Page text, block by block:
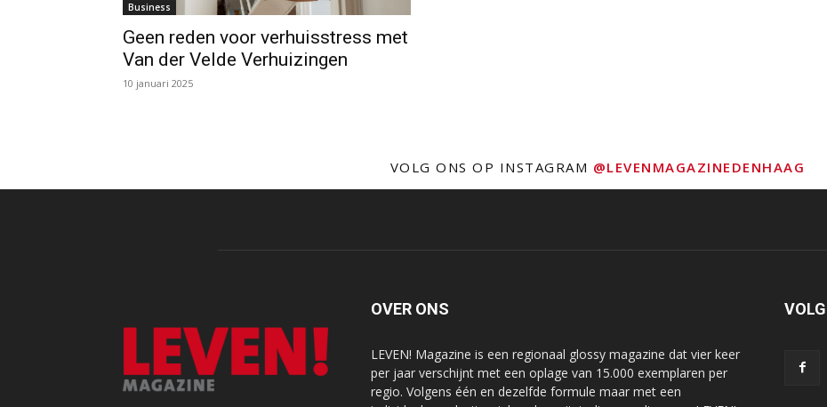
Business
Geen reden voor verhuisstress met
Van der Velde Verhuizingen
10 januari 2025
VOLG ONS OP INSTAGRAM @LEVENMAGAZINEDENHAAG
OVER ONS
LEVEN! Magazine is een regionaal glossy magazine dat vier keer
per jaar verschijnt met een oplage van 15.000 exemplaren per
regio. Volgens één en dezelfde formule maar met een